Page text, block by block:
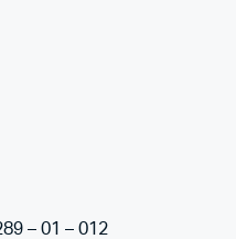
– 01 – 012